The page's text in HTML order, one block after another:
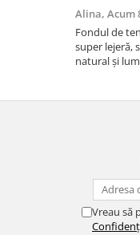
Alina, Acum
Fondul de
super lejeră,
natural și
piele. Un f...
Vreau să